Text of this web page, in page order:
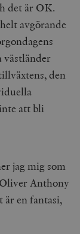
det är OK.
avgörande
västländer
den
att bli
jag mig som
Oliver Anthony
är en fantasi,
Automattic
Inc.
Inc.
.myfonts.net